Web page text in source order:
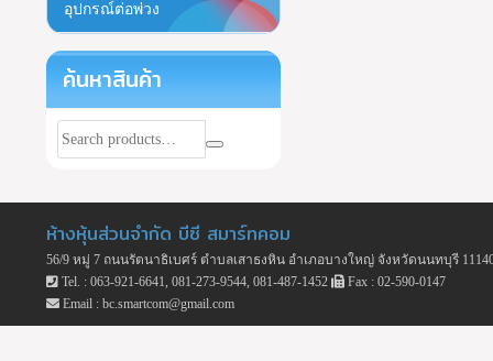
อุปกรณ์ต่อพ่วง
ค้นหาสินค้า
ห้างหุ้นส่วนจำกัด บีซี สมาร์ทคอม
56/9 หมู่ 7 ถนนรัตนาธิเบศร์ ตำบลเสาธงหิน อำเภอบางใหญ่ จังหวัดนนทบุรี
Tel. : 063-921-6641, 081-273-9544, 081-487-1452
Fax : 02-590-0147
Email : bc.smartcom@gmail.com